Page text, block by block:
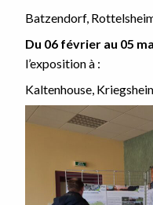
Batzendorf,
Du 06 février au 05
l’exposition à :
Kaltenhouse,